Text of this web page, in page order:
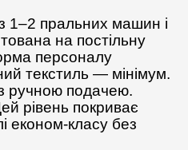
1–2 пральних машин і
на постільну
персоналу
текстиль — мінімум.
ручною подачею.
рівень покриває
економ-класу без